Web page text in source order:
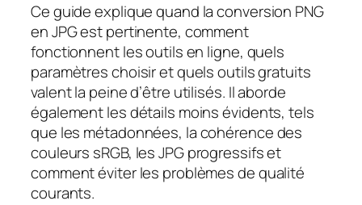
Ce guide explique quand la conversion PNG
en JPG est pertinente, comment
fonctionnent les outils en ligne, quels
paramètres choisir et quels outils gratuits
valent la peine d’être utilisés. Il aborde
également les détails moins évidents, tels
que les métadonnées, la cohérence des
couleurs sRGB, les JPG progressifs et
comment éviter les problèmes de qualité
courants.